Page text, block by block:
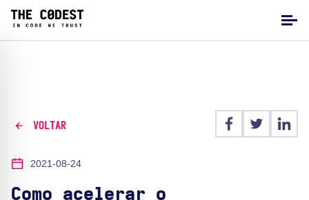
VOLTAR
2021-08-24
Como acelerar o